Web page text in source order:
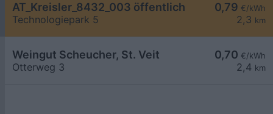
0,79 €/kWh
2,3 km
AT_Kreisler_8432_003 öffentlich
Technologiepark 5
0,70 €/kWh
2,4 km
Weingut Scheucher, St. Veit
Otterweg 3